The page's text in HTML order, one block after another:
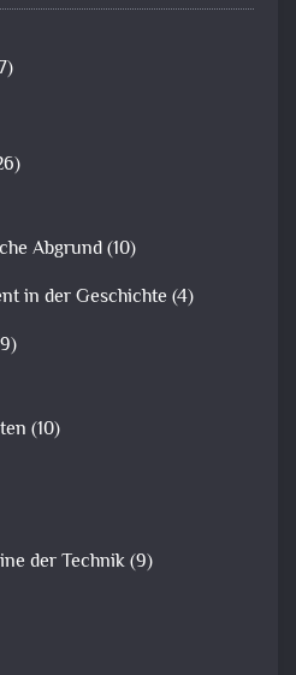
Abgrund(10)
in der Geschichte(4)
(10)
der Technik(9)